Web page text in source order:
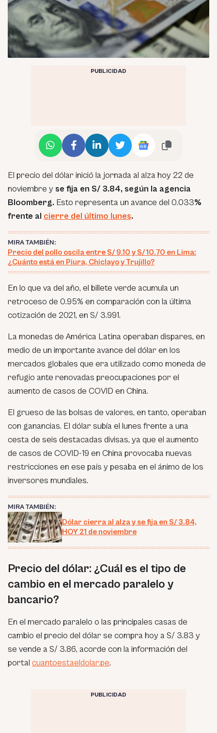
PUBLICIDAD
El precio del dólar inició la jornada al alza hoy 22 de
noviembre y se fija en S/ 3.84, según la agencia
Bloomberg. Esto representa un avance del 0.033%
frente al cierre del último lunes.
MIRA TAMBIÉN:
Precio del pollo oscila entre S/ 9.10 y S/ 10.70 en Lima:
¿Cuánto está en Piura, Chiclayo y Trujillo?
En lo que va del año, el billete verde acumula un
retroceso de 0.95% en comparación con la última
cotización de 2021, en S/ 3.991.
La monedas de América Latina operaban dispares, en
medio de un importante avance del dólar en los
mercados globales que era utilizado como moneda de
refugio ante renovadas preocupaciones por el
aumento de casos de COVID en China.
El grueso de las bolsas de valores, en tanto, operaban
con ganancias. El dólar subía el lunes frente a una
cesta de seis destacadas divisas, ya que el aumento
de casos de COVID-19 en China provocaba nuevas
restricciones en ese país y pesaba en el ánimo de los
inversores mundiales.
MIRA TAMBIÉN:
Dólar cierra al alza y se fija en S/ 3.84,
HOY 21 de noviembre
Precio del dólar: ¿Cuál es el tipo de
cambio en el mercado paralelo y
bancario?
En el mercado paralelo o las principales casas de
cambio el precio del dólar se compra hoy a S/ 3.83 y
se vende a S/ 3.86, acorde con la información del
portal cuantoestaeldolar.pe.
PUBLICIDAD